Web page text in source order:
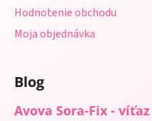
Hodnotenie obchodu
Moja objednávka
Blog
Avova Sora-Fix -